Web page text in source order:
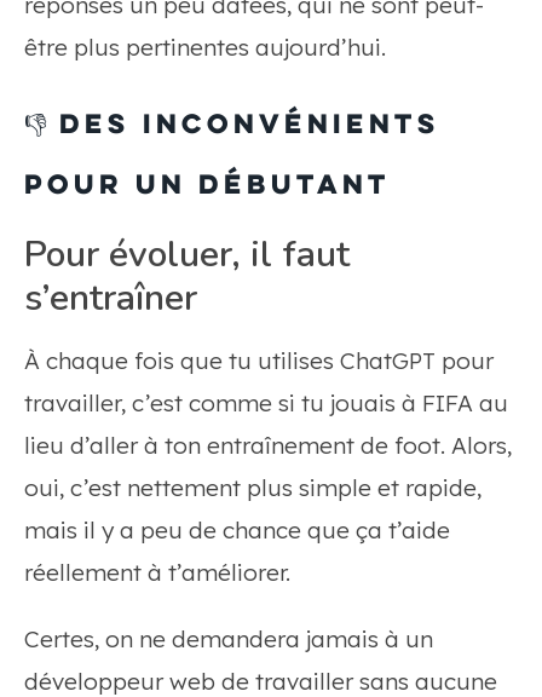
être plus pertinentes aujourd’hui.
👎 Des inconvénients
pour un débutant
Pour évoluer, il faut
s’entraîner
À chaque fois que tu utilises ChatGPT pour
travailler, c’est comme si tu jouais à FIFA au
lieu d’aller à ton entraînement de foot. Alors,
oui, c’est nettement plus simple et rapide,
mais il y a peu de chance que ça t’aide
réellement à t’améliorer.
Certes, on ne demandera jamais à un
développeur web de travailler sans aucune